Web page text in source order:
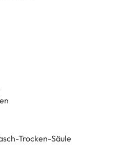
Trocken-Säule